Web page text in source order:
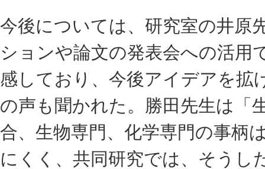
今後については、研究室の井原
ションや論文の発表会への活用
感しており、今後アイデアを拡
の声も聞かれた。勝田先生は「
合、生物専門、化学専門の事柄
にくく、共同研究では、そうし